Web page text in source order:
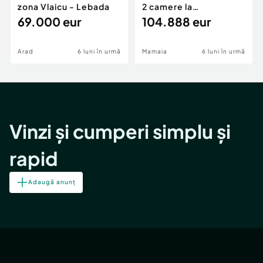
zona Vlaicu - Lebada
69.000 eur
Arad 6 luni în urmă
2 camere la
cheie,langa Mega
104.888 eur
Mamaia 6 luni în urmă
Vinzi și cumperi simplu și
rapid
Adaugă anunț